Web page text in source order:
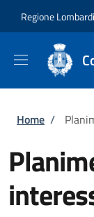
Regione
Home /